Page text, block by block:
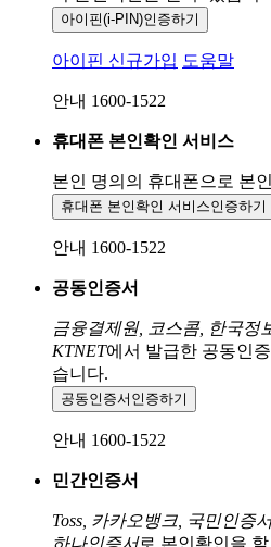
아이핀(i-PIN)인증하기
아이핀 신규가입 도움말
안내 1600-1522
휴대폰 본인확인 서비스
본인 명의의 휴대폰으로 본
휴대폰 본인확인 서비스인증하기
안내 1600-1522
공동인증서
금융결제원, 코스콤, 한국정
KTNET에서 발급한 공동인
습니다.
공동인증서 인증하기
안내 1600-1522
민간인증서
Toss, 카카오뱅크, 국민인증